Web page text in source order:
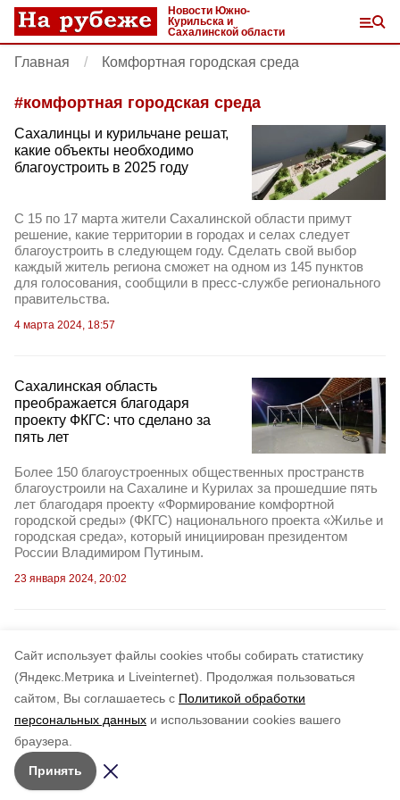
Cайт использует файлы cookies чтобы собирать статистику
(Яндекс.Метрика и Liveinternet).
Продолжая пользоваться
сайтом, Вы соглашаетесь с Политикой обработки
персональных данных и использовании cookies вашего
браузера.
Принять
Новости Южно-
Курильска и
Сахалинской области
Главная Комфортная городская среда
#комфортная городская среда
Сахалинцы и курильчане решат,
какие объекты необходимо
благоустроить в 2025 году
С 15 по 17 марта жители Сахалинской области примут
решение, какие территории в городах и селах следует
благоустроить в следующем году. Сделать свой выбор
каждый житель региона сможет на одном из 145 пунктов
для голосования, сообщили в пресс-службе регионального
правительства.
4 марта 2024, 18:57
Сахалинская область
преображается благодаря
проекту ФКГС: что сделано за
пять лет
Более 150 благоустроенных общественных пространств
благоустроили на Сахалине и Курилах за прошедшие пять
лет благодаря проекту «Формирование комфортной
городской среды» (ФКГС) национального проекта «Жилье и
городская среда», который инициирован президентом
России Владимиром Путиным.
23 января 2024, 20:02